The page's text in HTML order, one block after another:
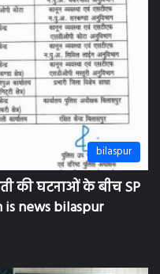
bilaspur
की घटनाओं के बीच SP
is news bilaspur